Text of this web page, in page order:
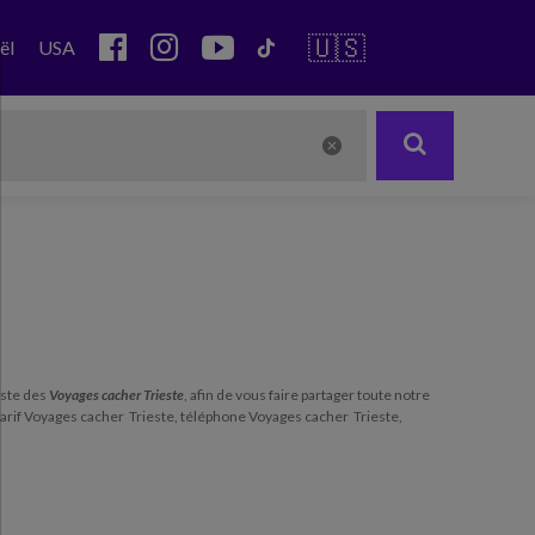
USA 🇺🇸
des Voyages cacher Trieste, afin de vous faire partager toute notre
Voyages cacher Trieste, téléphone Voyages cacher Trieste,